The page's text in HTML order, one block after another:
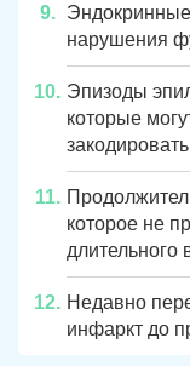
нарушения
Эпизоды
которые
которое не
длительного
Недавно
инфаркт до